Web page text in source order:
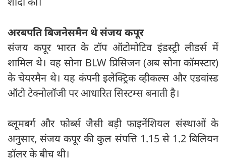
अरबपति बिजनेसमैन थे संजय कपूर
संजय कपूर भारत के टॉप ऑटोमोटिव इंडस्ट्री लीडर्स में
शामिल थे। वह सोना BLW प्रिसिजन (अब सोना कॉमस्टार)
के चेयरमैन थे। यह कंपनी इलेक्ट्रिक व्हीकल्स और एडवांस्ड
ऑटो टेक्नोलॉजी पर आधारित सिस्टम्स बनाती है।
ब्लूमबर्ग और फोर्ब्स जैसी बड़ी फाइनेंशियल संस्थाओं के
अनुसार, संजय कपूर की कुल संपत्ति 1.15 से 1.2 बिलियन
डॉलर के बीच थी।